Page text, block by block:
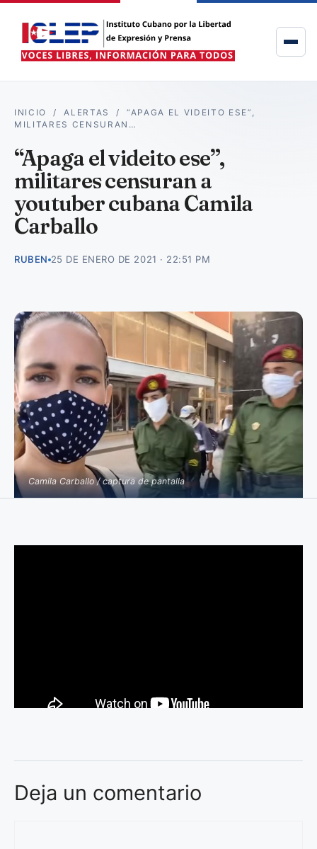
INICIO /ALERTAS /“APAGA EL VIDEITO ESE”,
MILITARES CENSURAN…
“Apaga el videito ese”,
militares censuran a
youtuber cubana Camila
Carballo
RUBEN 25 DE ENERO DE 2021 · 22:51 PM
Camila Carballo / captura de pantalla
Deja un comentario